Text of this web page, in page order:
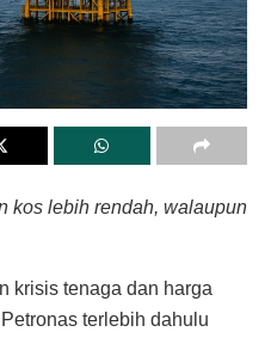
kos lebih rendah, walaupun
krisis tenaga dan harga
terlebih dahulu